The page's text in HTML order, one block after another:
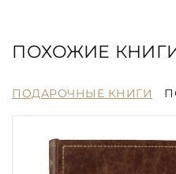
ПОХОЖИЕ
ПОДАРОЧНЫЕ КНИГИ